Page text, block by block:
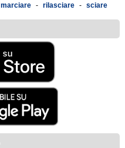
marciare - rilasciare - sciare